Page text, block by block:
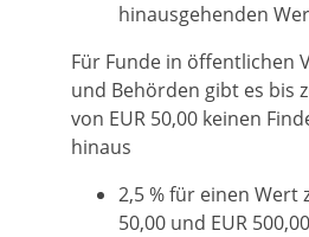
hinausgehenden
Für Funde in öffentlichen
und Behörden gibt es bis
von EUR 50,00 keinen
hinaus
2,5 % für einen Wert
50,00 und EUR